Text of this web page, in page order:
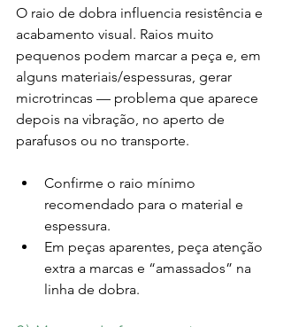
O raio de dobra influencia resistência e
acabamento visual. Raios muito
pequenos podem marcar a peça e, em
alguns materiais/espessuras, gerar
microtrincas — problema que aparece
depois na vibração, no aperto de
parafusos ou no transporte.
Confirme o raio mínimo
recomendado para o material e
espessura.
Em peças aparentes, peça atenção
extra a marcas e “amassados” na
linha de dobra.